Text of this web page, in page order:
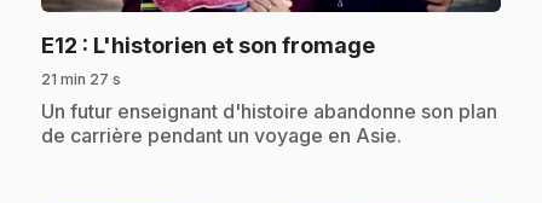
E12 : L'historien et son fromage.
21 min 27 s
.Un futur enseignant d'histoire abandonne son plan
de carrière pendant un voyage en Asie.